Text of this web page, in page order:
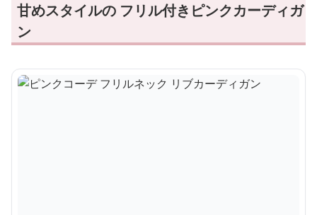
甘めスタイルの フリル付きピンクカーディガ
ン